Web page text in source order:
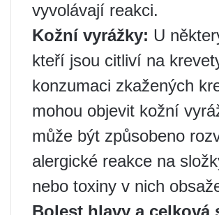
vyvolávají reakci.
Kožní vyrážky: U
kteří jsou citliví na
konzumaci zkažených
mohou objevit kožní
může být způsobeno
alergické reakce na
nebo toxiny v nich
Bolest hlavy a celková